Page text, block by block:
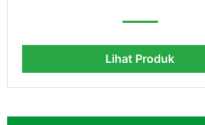
Lihat Produk